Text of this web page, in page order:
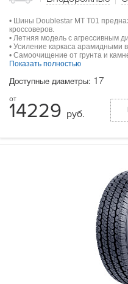
• Шины Doublestar MT T01
кроссоверов.
• Летняя модель с агрессивным
• Усиление каркаса арамидными
• Самоочищение от грунта и
Показать полностью
Доступные диаметры: 17
14229 руб.